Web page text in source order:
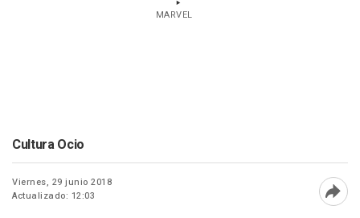
MARVEL
Cultura Ocio
Viernes, 29 junio 2018
Actualizado: 12:03